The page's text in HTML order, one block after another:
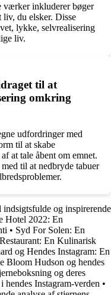
værker inkluderer bøger
liv, du elsker. Disse
lykke, selvrealisering
liv.
til at
omkring
udfordringer med
til at skabe
at tale åbent om emnet.
til at nedbryde tabuer
indsigtsfulde og inspirerende
Hotel 2022: En
• Syd For Solen: En
En Kulinarisk
og Hendes Instagram: En
Bloom Hudson og hendes
og deres
hendes Instagram-verden •